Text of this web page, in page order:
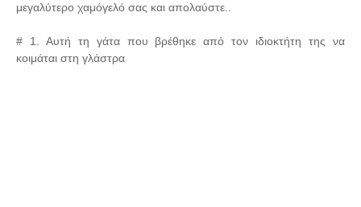
μεγαλύτερο χαμόγελό σας και απολαύστε..
# 1. Αυτή τη γάτα που βρέθηκε από τον ιδιοκτήτη της να
κοιμάται στη γλάστρα